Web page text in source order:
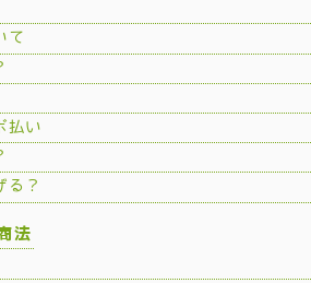
て
払い
る？
法